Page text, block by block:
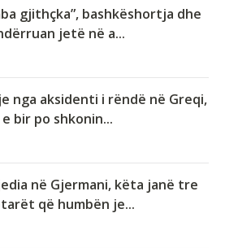
gjithçka”, bashkëshortja dhe
jetë në a...
nga aksidenti i rëndë në Greqi,
bir po shkonin...
në Gjermani, këta janë tre
që humbën je...